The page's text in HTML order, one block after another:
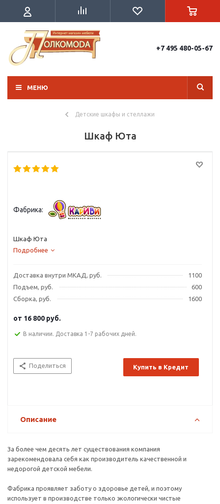
+7 495 480-05-67
МЕНЮ
Детские шкафы и стеллажи
Шкаф Юта
Фабрика:
Шкаф Юта
Подробнее
Доставка внутри МКАД, руб.
1100
Подъем, руб.
600
Сборка, руб.
1600
от 16 800 руб.
В наличии. Доставка 1-7 рабочих дней.
Поделиться Купить в Кредит
Описание
За более чем десять лет существования компания
зарекомендовала себя как производитель качественной и
недорогой детской мебели.
Фабрика проявляет заботу о здоровье детей, и поэтому
использует в производстве только экологически чистые